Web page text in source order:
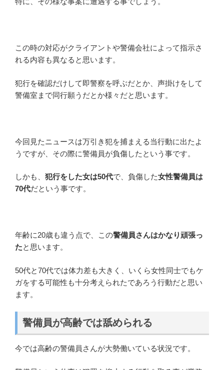
この時の対応がクライアントや警備会社によって指示さ
れる内容も異なると思います。
犯行を確認だけして即警察を呼ぶだとか、声掛けをして
警備室まで同行願うだとか様々だと思います。
今回見たニュースは万引き犯を捕まえる当行動に出たよ
うですが、その際に警備員が負傷したという事です。
しかも、 犯行をした女は50代で、負傷した女性警備員は
70代だという事です。
年齢に20歳も違う点で、この警備員さんはかなり頑張っ
たと思います。
50代と70代では体力差も大きく、いくら女性同士でもケ
ガをする可能性も十分考えられたであろう行動だと思い
ます。
警備員が高齢では舐められる
今では高齢の警備員さんが大勢働いている状況です。